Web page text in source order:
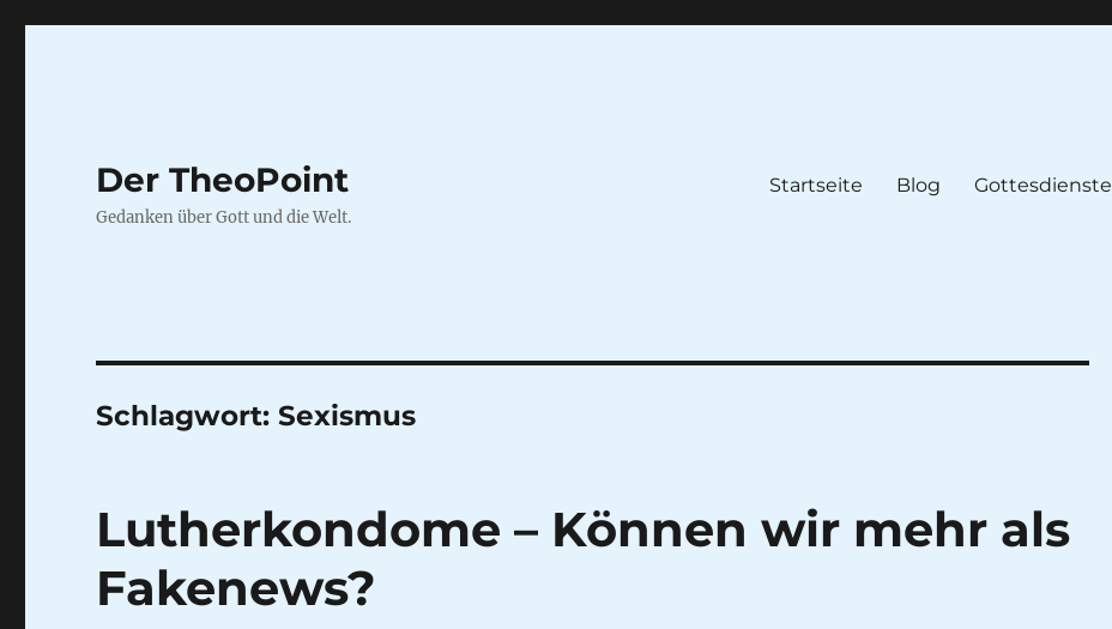
Der TheoPoint
Gedanken über Gott und die Welt.
Startseite Blog Gottesdienste
Schlagwort:Sexismus
Lutherkondome – Können wir mehr als
Fakenews?